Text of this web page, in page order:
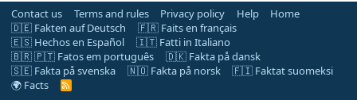
Contact us Terms and rules Privacy policy Help
Home
🇩🇪 Fakten auf Deutsch
🇫🇷 Faits en français
🇪🇸 Hechos en Español
🇮🇹 Fatti in Italiano
🇧🇷 🇵🇹 Fatos em português
🇩🇰 Fakta på dansk
🇸🇪 Fakta på svenska
🇳🇴 Fakta på norsk
🇫🇮 Faktat suomeksi
🌍 Facts
R